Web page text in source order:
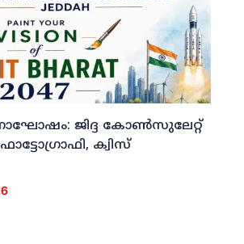
ജിദ്ദ കോണ്‍സുലേറ്റ്
ക്വിസ്